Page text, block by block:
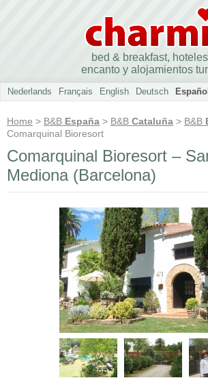
bed & breakfast,
encanto y alojamientos
Nederlands Français English Deutsch Español
Home > B&B España > B&B Cataluña > B&B
Comarquinal Bioresort
Comarquinal Bioresort –
Mediona (Barcelona)